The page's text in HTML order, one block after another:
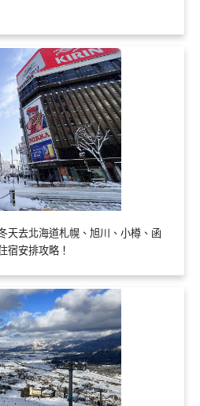
天去北海道札幌、旭川、小樽、函
宿安排攻略！